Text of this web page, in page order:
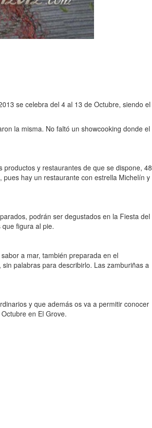
se celebra del 4 al 13 de Octubre, siendo el
la misma. No faltó un showcooking donde el
y restaurantes de que se dispone, 48
hay un restaurante con estrella Michelín y
podrán ser degustados en la Fiesta del
figura al pie.
a mar, también preparada en el
palabras para describirlo. Las zamburiñas a
y que además os va a permitir conocer
en El Grove.